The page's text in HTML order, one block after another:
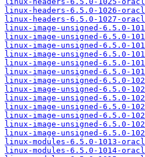
linux-headers-6.5.0-1026-
linux-headers-6.5.0-1027-
linux-image-unsigned-6.5.0-
linux-image-unsigned-6.5.0-
linux-image-unsigned-6.5.0-
linux-image-unsigned-6.5.0-
linux-image-unsigned-6.5.0-
linux-image-unsigned-6.5.0-
linux-image-unsigned-6.5.0-
linux-image-unsigned-6.5.0-
linux-image-unsigned-6.5.0-
linux-image-unsigned-6.5.0-
linux-image-unsigned-6.5.0-
linux-image-unsigned-6.5.0-
linux-image-unsigned-6.5.0-
linux-modules-6.5.0-1013-
linux-modules-6.5.0-1014-